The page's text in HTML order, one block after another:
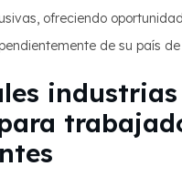
ofreciendo
de su país de
industrias